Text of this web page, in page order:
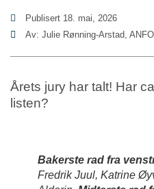
Publisert 18. mai, 2026
Av: Julie Rønning-Arstad, ANFO
Årets jury har talt! Har
listen?
Bakerste rad fra
Fredrik Juul, Katrine